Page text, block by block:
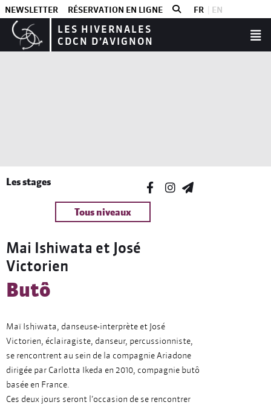
NEWSLETTER RÉSERVATION EN LIGNE FR EN
LES HIVERNALES
CDCN D’AVIGNON
Les stages
Tous niveaux
Mai Ishiwata et José
Victorien
Butô
Maï Ishiwata, danseuse-interprète et José
Victorien, éclairagiste, danseur, percussionniste,
se rencontrent au sein de la compagnie Ariadone
dirigée par Carlotta Ikeda en 2010, compagnie butô
basée en France.
Ces deux jours seront l’occasion de se rencontrer